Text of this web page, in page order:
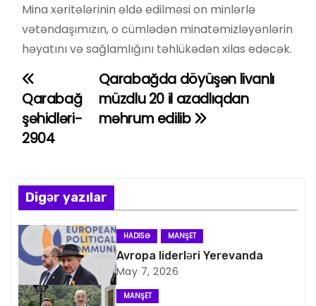
Mina xəritələrinin əldə edilməsi on minlərlə
vətəndaşımızın, o cümlədən minatəmizləyənlərin
həyatını və sağlamlığını təhlükədən xilas edəcək.
Y
a
z
n
a
v
i
Qarabağda döyüşən livanlı
müzdlu 20 il azadlıqdan
məhrum edilib
Qarabağ
şəhidləri-
2904
Digər yazılar
HADISƏ MANŞET
Avropa liderləri Yerevanda
May 7, 2026
MANŞET